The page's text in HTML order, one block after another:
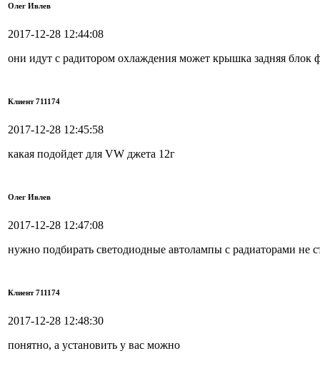
Олег Ивлев
2017-12-28 12:44:08
они идут с радитором охлаждения может крышка задняя блок
Клиент 711174
2017-12-28 12:45:58
какая подойдет для VW джета 12г
Олег Ивлев
2017-12-28 12:47:08
нужно подбирать светодиодные автолампы с радиаторами не
Клиент 711174
2017-12-28 12:48:30
понятно, а установить у вас можно